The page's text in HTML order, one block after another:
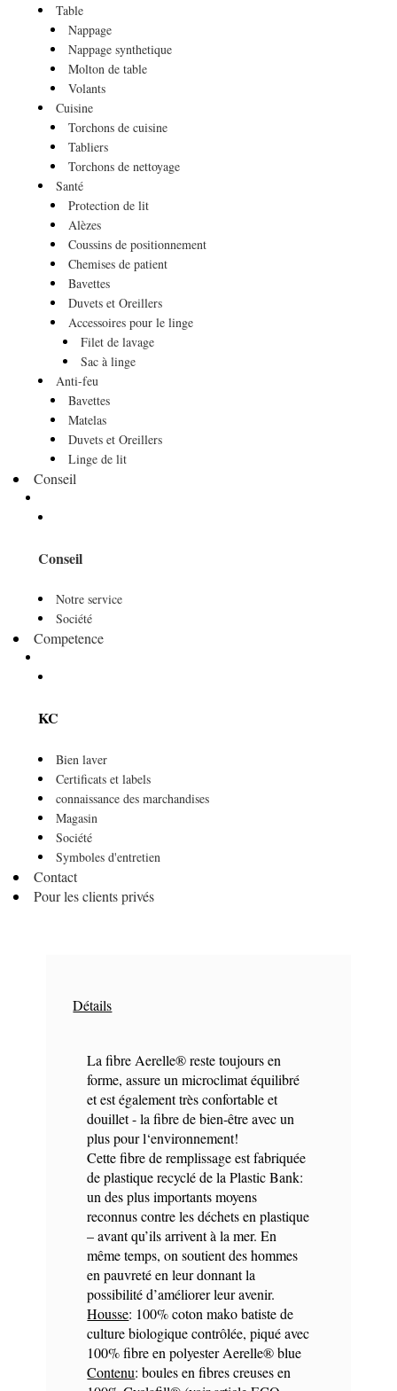
Table
Nappage
Nappage synthetique
Molton de table
Volants
Cuisine
Torchons de cuisine
Tabliers
Torchons de nettoyage
Santé
Protection de lit
Alèzes
Coussins de positionnement
Chemises de patient
Bavettes
Duvets et Oreillers
Accessoires pour le linge
Filet de lavage
Sac à linge
Anti-feu
Bavettes
Matelas
Duvets et Oreillers
Linge de lit
Conseil
Conseil
Notre service
Société
Competence
KC
Bien laver
Certificats et labels
connaissance des marchandises
Magasin
Société
Symboles d'entretien
Contact
Pour les clients privés
Détails
La fibre Aerelle® reste toujours en
forme, assure un microclimat équilibré
et est également très confortable et
douillet - la fibre de bien-être avec un
plus pour l‘environnement!
Cette fibre de remplissage est fabriquée
de plastique recyclé de la Plastic Bank:
un des plus importants moyens
reconnus contre les déchets en plastique
– avant qu’ils arrivent à la mer. En
même temps, on soutient des hommes
en pauvreté en leur donnant la
possibilité d’améliorer leur avenir.
Housse: 100% coton mako batiste de
culture biologique contrôlée, piqué avec
100% fibre en polyester Aerelle® blue
Contenu: boules en fibres creuses en